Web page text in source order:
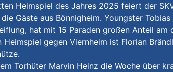
Heimspiel des Jahres 2025 feiert der
Gäste aus Bönnigheim. Youngster
hat mit 15 Paraden großen Anteil am
Heimspiel gegen Viernheim ist Florian
Torhüter Marvin Heinz die Woche über